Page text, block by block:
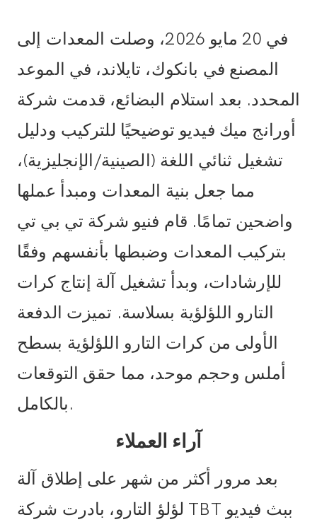
في 20 مايو 2026، وصلت المعدات إلى
المصنع في بانكوك، تايلاند، في الموعد
المحدد. بعد استلام البضائع، قدمت شركة
أورانج ميك فيديو توضيحيًا للتركيب ودليل
تشغيل ثنائي اللغة (الصينية/الإنجليزية)،
مما جعل بنية المعدات ومبدأ عملها
واضحين تمامًا. قام فنيو شركة تي بي تي
بتركيب المعدات وضبطها بأنفسهم وفقًا
للإرشادات، وبدأ تشغيل آلة إنتاج كرات
التارو اللؤلؤية بسلاسة. تميزت الدفعة
الأولى من كرات التارو اللؤلؤية بسطح
أملس وحجم موحد، مما حقق التوقعات
بالكامل.
آراء العملاء
بعد مرور أكثر من شهر على إطلاق آلة
لؤلؤ التارو، بادرت شركة TBT ببث فيديو